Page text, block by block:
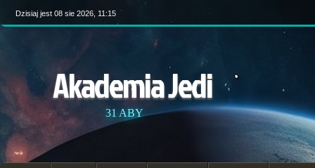
Dzisiaj jest 08 sie 2026, 11:15
Akademia Jedi
31 ABY